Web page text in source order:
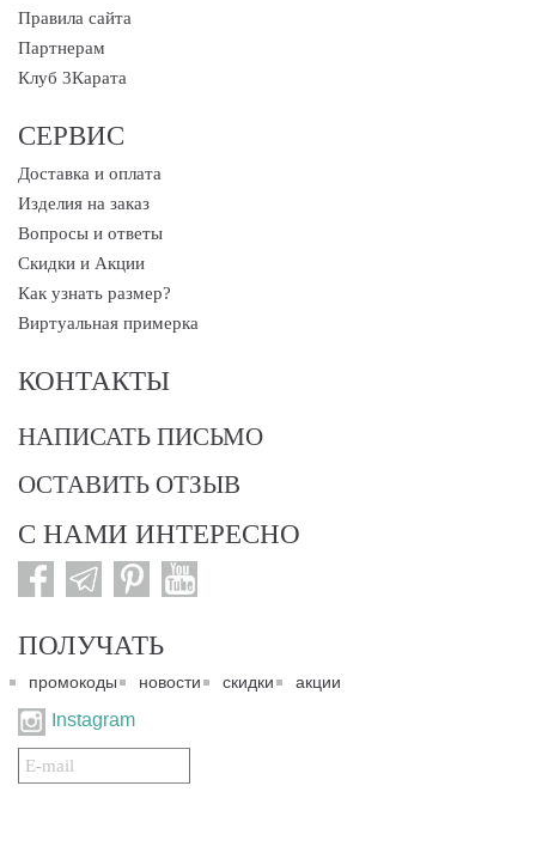
Правила сайта
Партнерам
Клуб 3Карата
СЕРВИС
Доставка и оплата
Изделия на заказ
Вопросы и ответы
Скидки и Акции
Как узнать размер?
Виртуальная примерка
КОНТАКТЫ
НАПИСАТЬ ПИСЬМО
ОСТАВИТЬ ОТЗЫВ
С НАМИ ИНТЕРЕСНО
ПОЛУЧАТЬ
промокоды новости скидки акции
Instagram
Подписаться
на